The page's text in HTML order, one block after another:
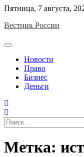
Skip
content
Пятница, 7 августа,
Вестник России
Новости
Право
Бизнес
Деньги
Найти:
Метка: